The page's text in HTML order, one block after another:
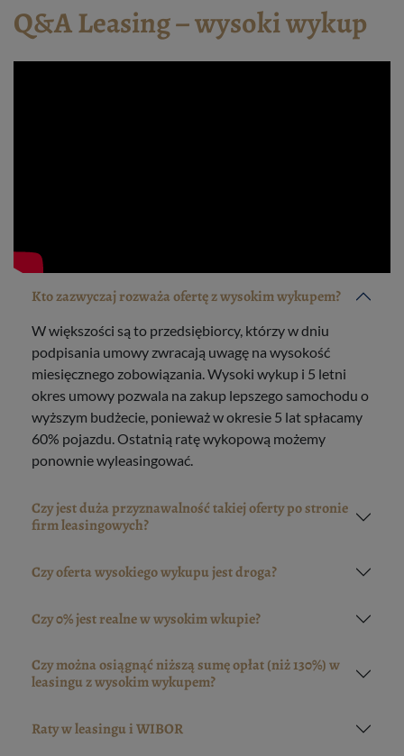
Q&A Leasing – wysoki wykup
Kto zazwyczaj rozważa ofertę z wysokim wykupem?
W większości są to przedsiębiorcy, którzy w dniu
podpisania umowy zwracają uwagę na wysokość
miesięcznego zobowiązania. Wysoki wykup i 5 letni
okres umowy pozwala na zakup lepszego samochodu o
wyższym budżecie, ponieważ w okresie 5 lat spłacamy
60% pojazdu. Ostatnią ratę wykopową możemy
ponownie wyleasingować.
Czy jest duża przyznawalność takiej oferty po stronie
firm leasingowych?
Czy oferta wysokiego wykupu jest droga?
Czy 0% jest realne w wysokim wkupie?
Czy można osiągnąć niższą sumę opłat (niż 130%) w
leasingu z wysokim wykupem?
Raty w leasingu i WIBOR